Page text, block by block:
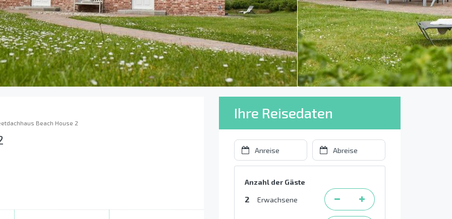
Beach House 2
Ihre Reisedaten
Anzahl der Gäste
2 Erwachsene